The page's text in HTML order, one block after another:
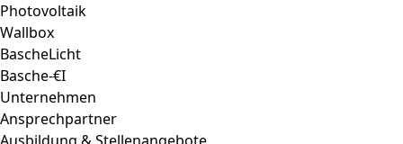
Photovoltaik
Wallbox
BascheLicht
Basche-€I
Unternehmen
Ansprechpartner